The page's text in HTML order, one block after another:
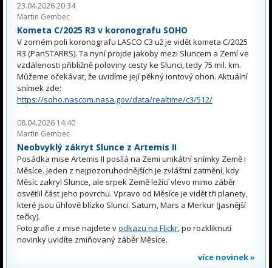
23.04.2026 20:34
Martin Gembec
Kometa C/2025 R3 v koronografu SOHO
V zorném poli koronografu LASCO C3 už je vidět kometa C/2025
R3 (PanSTARRS). Ta nyní projde jakoby mezi Sluncem a Zemí ve
vzdálenosti přibližně poloviny cesty ke Slunci, tedy 75 mil. km.
Můžeme očekávat, že uvidíme její pěkný iontový ohon. Aktuální
snímek zde:
https://soho.nascom.nasa.gov/data/realtime/c3/512/
08.04.2026 14:40
Martin Gembec
Neobvyklý zákryt Slunce z Artemis II
Posádka mise Artemis II posílá na Zemi unikátní snímky Země i
Měsíce. Jeden z nejpozoruhodnějších je zvláštní zatmění, kdy
Měsíc zakryl Slunce, ale srpek Země ležící vlevo mimo záběr
osvětlil část jeho povrchu. Vpravo od Měsíce je vidět tři planety,
které jsou úhlově blízko Slunci. Saturn, Mars a Merkur (jasnější
tečky).
Fotografie z mise najdete vodkazu na Flickr, po rozkliknutí
novinky uvidíte zmiňovaný záběr Měsíce.
více novinek »